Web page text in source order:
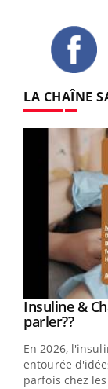
LA CHAÎNE
Youtube
Insuline &
parler??
En 2026,
entourée
parfois chez